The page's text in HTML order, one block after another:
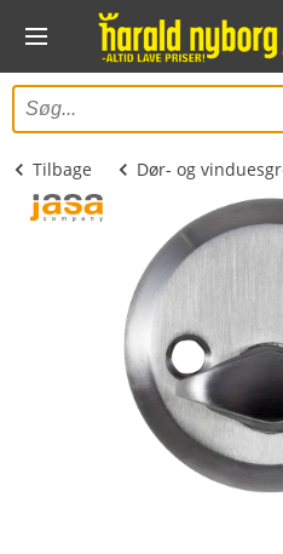
Tilbage Dør- og